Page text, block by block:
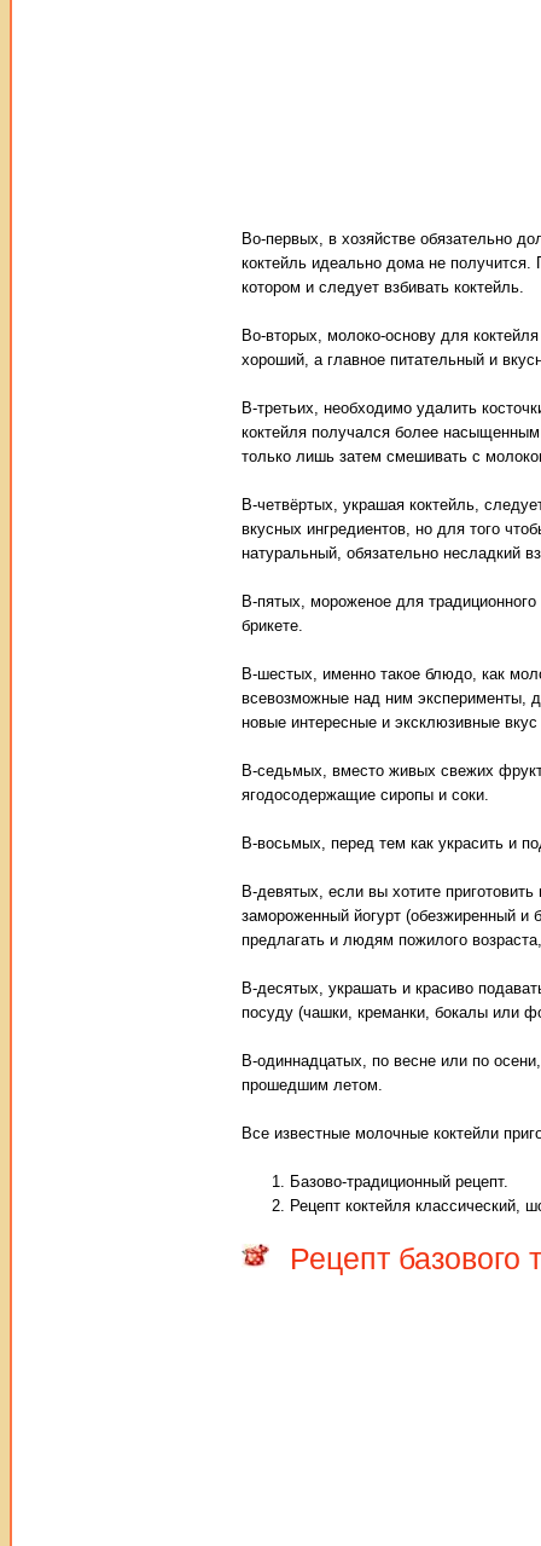
Во-первых, в хозяйстве обязательно
коктейль идеально дома не
котором и следует взбивать коктейль.
Во-вторых, молоко-основу для
хороший, а главное питательный и
В-третьих, необходимо удалить
коктейля получался более
только лишь затем смешивать с
В-четвёртых, украшая коктейль,
вкусных ингредиентов, но для того
натуральный, обязательно несладкий
В-пятых, мороженое для
брикете.
В-шестых, именно такое блюдо, как
всевозможные над ним эксперименты,
новые интересные и эксклюзивные вкус
В-седьмых, вместо живых свежих
ягодосодержащие сиропы и соки.
В-восьмых, перед тем как украсить и
В-девятых, если вы хотите
замороженный йогурт (обезжиренный и
предлагать и людям пожилого
В-десятых, украшать и красиво
посуду (чашки, креманки, бокалы или
В-одиннадцатых, по весне или по
прошедшим летом.
Все известные молочные коктейли
Базово-традиционный рецепт.
Рецепт коктейля классический,
Рецепт базового